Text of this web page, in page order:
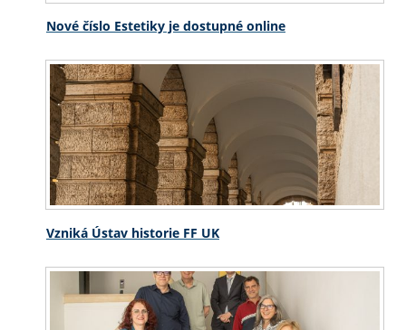
Nové číslo Estetiky je dostupné online
Vzniká Ústav historie FF UK